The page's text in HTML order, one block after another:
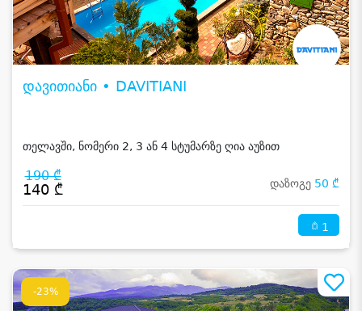
დავითიანი • DAVITIANI
თელავში, ნომერი 2, 3 ან 4 სტუმარზე ღია აუზით
190 ₾
140 ₾ დაზოგე 50 ₾
1
-23%